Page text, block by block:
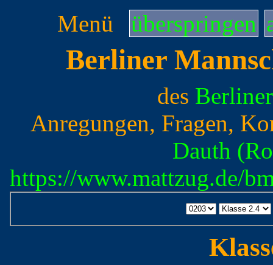
Menü überspringen
Berliner
des
Anregungen, Fragen,
Dauth
https://www.mattzug.de/